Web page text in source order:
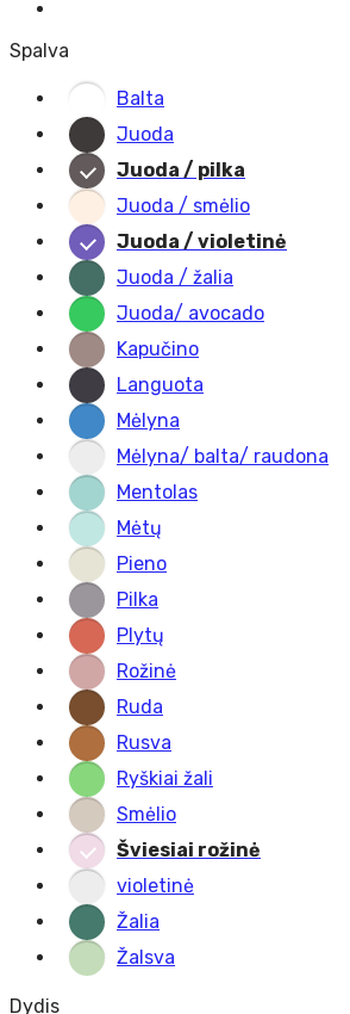
Spalva
Balta
Juoda
Juoda / pilka
Juoda / smėlio
Juoda / violetinė
Juoda / žalia
Juoda/ avocado
Kapučino
Languota
Mėlyna
Mėlyna/ balta/ raudona
Mentolas
Mėtų
Pieno
Pilka
Plytų
Rožinė
Ruda
Rusva
Ryškiai žali
Smėlio
Šviesiai rožinė
violetinė
Žalia
Žalsva
Dydis